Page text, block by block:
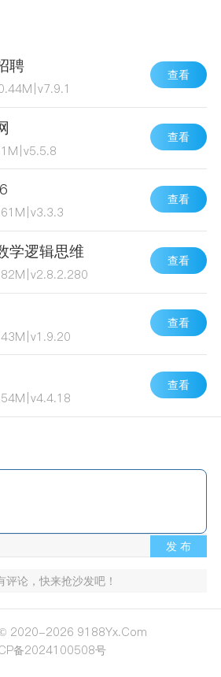
聘
v7.9.1
查看
v5.5.8
查看
v3.3.3
查看
学逻辑思维
v2.8.2.280
查看
v1.9.20
查看
v4.4.18
查看
发 布
评论，快来抢沙发吧！
2020-2026 9188Yx.Com
备2024100508号